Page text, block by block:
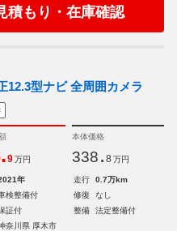
積もり・在庫確認
12.3型ナビ 全周囲カメラ
.9 万円
本体価格
338. 8 万円
年 走行
0.7万km
検整備付 修復
なし
証付 整備
法定整備付
奈川県 厚木市